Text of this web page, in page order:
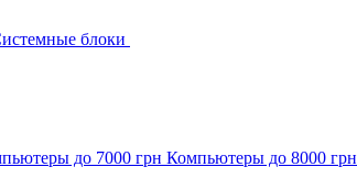
блоки
до 7000 грн Компьютеры до 8000 грн